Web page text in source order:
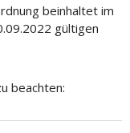
beinhaltet im
gültigen
beachten: